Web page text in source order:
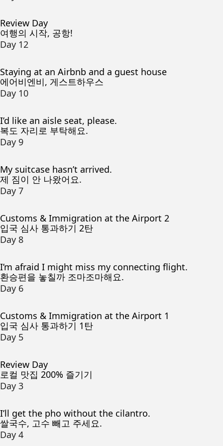
Review Day
여행의 시작, 공항!
Day 12
Staying at an Airbnb and a guest house
에어비엔비, 게스트하우스
Day 10
I’d like an aisle seat, please.
복도 자리로 부탁해요.
Day 9
My suitcase hasn’t arrived.
제 짐이 안 나왔어요.
Day 7
Customs & Immigration at the Airport 2
입국 심사 통과하기 2탄
Day 8
I’m afraid I might miss my connecting flight.
환승편을 놓칠까 조마조마해요.
Day 6
Customs & Immigration at the Airport 1
입국 심사 통과하기 1탄
Day 5
Review Day
로컬 맛집 200% 즐기기
Day 3
I’ll get the pho without the cilantro.
쌀국수, 고수 빼고 주세요.
Day 4